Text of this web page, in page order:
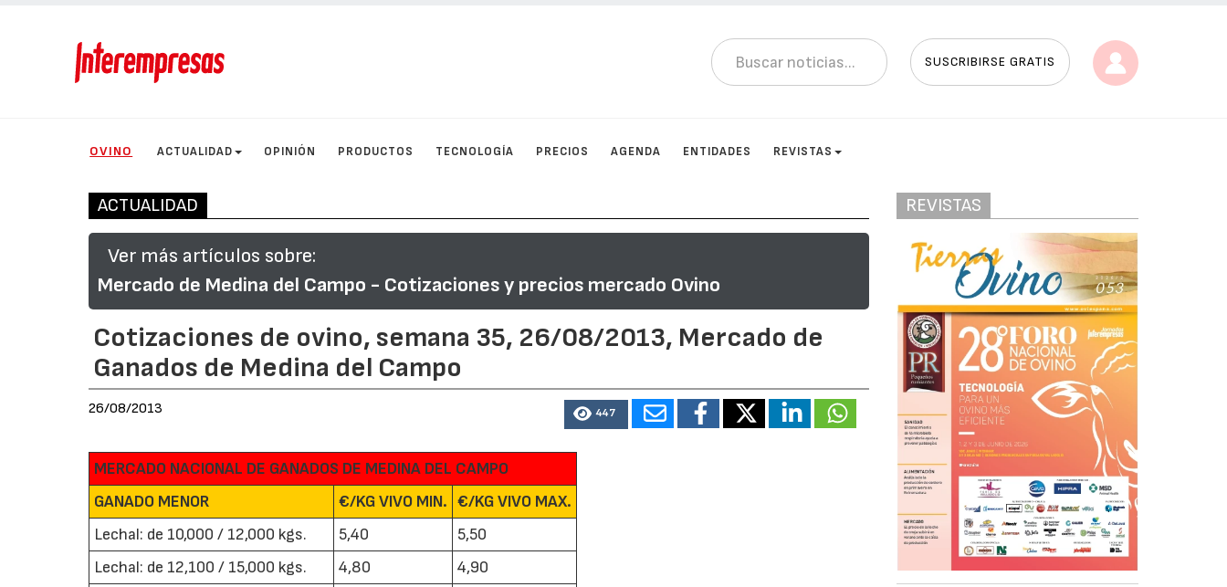
SUSCRIBIRSE GRATIS
OVINO ACTUALIDAD OPINIÓN PRODUCTOS TECNOLOGÍA PRECIOS AGENDA ENTIDADES REVISTAS
ACTUALIDAD
Ver más artículos sobre:
Mercado de Medina del Campo - Cotizaciones y precios mercado Ovino
Cotizaciones de ovino, semana 35, 26/08/2013, Mercado de
Ganados de Medina del Campo
26/08/2013 447
MERCADO NACIONAL DE GANADOS DE MEDINA DEL CAMPO
GANADO MENOR
€/KG VIVO MIN. €/KG VIVO MAX.
Lechal: de 10,000 / 12,000 kgs.
5,40
5,50
Lechal: de 12,100 / 15,000 kgs.
4,80
4,90
REVISTAS